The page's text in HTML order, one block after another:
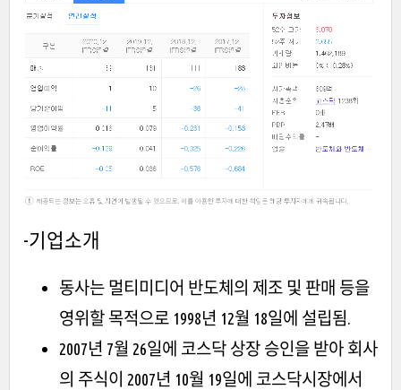
-기업소개
동사는 멀티미디어 반도체의 제조 및 판매 등을
영위할 목적으로 1998년 12월 18일에 설립됨.
2007년 7월 26일에 코스닥 상장 승인을 받아 회사
의 주식이 2007년 10월 19일에 코스닥시장에서